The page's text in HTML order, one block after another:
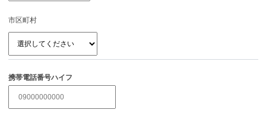
市区町村
携帯電話番号ハイフ
ンなし（必須）